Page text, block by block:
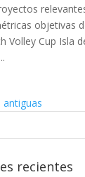
objetivas
Volley Cup Isla
antiguas
recientes